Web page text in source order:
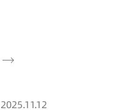

2025.11.12